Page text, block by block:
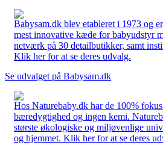
Babysam.dk blev etableret i 1973 og
mest innovative kæde for babyudstyr
netværk på 30 detailbutikker, samt
Klik her for at se deres udvalg.
Se udvalget på Babysam.dk
Hos Naturebaby.dk har de 100%
bæredygtighed og ingen kemi.
største økologiske og miljøvenlige
og hjemmet. Klik her for at se deres